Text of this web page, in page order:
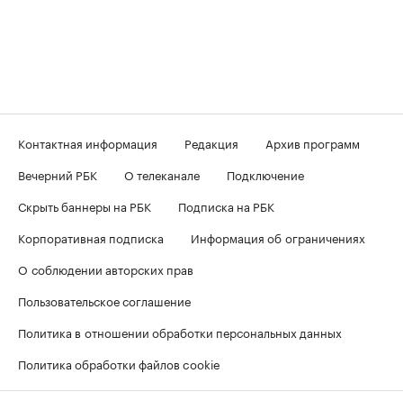
Контактная информация Редакция
Архив программ
Вечерний РБК
О телеканале
Подключение
Скрыть баннеры на РБК
Подписка на РБК
Корпоративная подписка
Информация об ограничениях
О соблюдении авторских прав
Пользовательское соглашение
Политика в отношении обработки персональных данных
Политика обработки файлов cookie